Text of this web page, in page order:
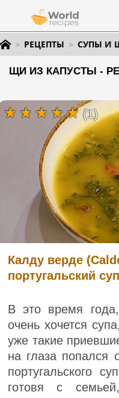
РЕЦЕПТЫ СУПЫ И
ЩИ ИЗ КАПУСТЫ -
Калду верде
португальский
В это время года,
очень хочется
уже такие
на глаза попался
португальского
готовя с
(1)